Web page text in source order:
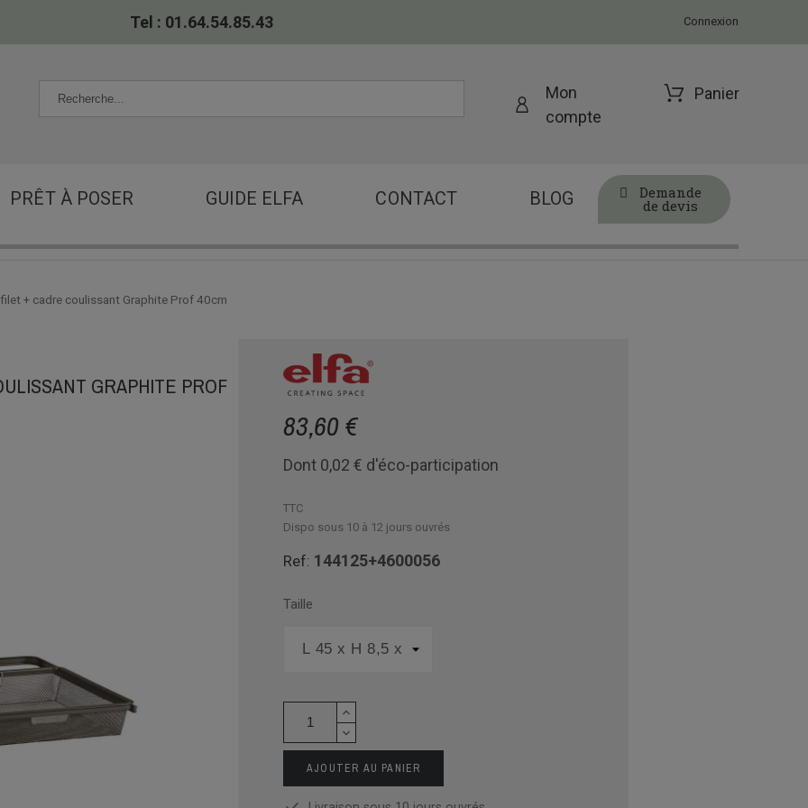
Tel : 01.64.54.85.43 Connexion
Mon
compte
Panier
PRÊT À POSER GUIDE ELFA CONTACT BLOG Demande
de devis
+ cadre coulissant Graphite Prof 40cm
GRAPHITE PROF
83,60 €
Dont 0,02 € d'éco-participation
TTC
Dispo sous 10 à 12 jours ouvrés
Ref: 144125+4600056
Taille
AJOUTER AU PANIER